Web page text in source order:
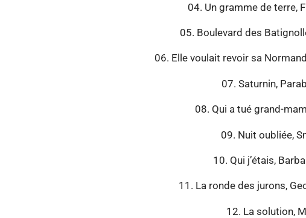
04. Un gramme de terre,
05. Boulevard des
06. Elle voulait revoir sa
07. Saturnin,
08. Qui a tué grand-
09. Nuit oubliée,
10. Qui j’étais,
11. La ronde des jurons,
12. La solution,